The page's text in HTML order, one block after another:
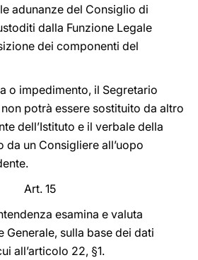
adunanze del Consiglio di
dalla Funzione Legale
dei componenti del
o impedimento, il Segretario
potrà essere sostituito da altro
dell’Istituto e il verbale della
da un Consigliere all’uopo
Art. 15
esamina e valuta
Generale, sulla base dei dati
all’articolo 22, §1.